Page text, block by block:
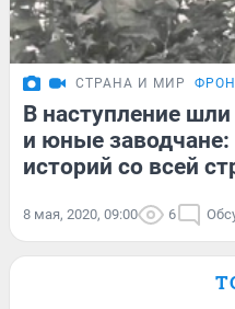
СТРАНА И МИР
В наступление
и юные
историй со всей
8 мая, 2020, 09:00 6